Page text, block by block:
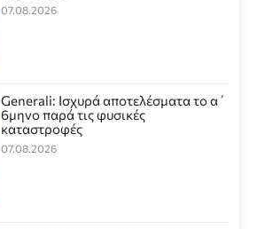
07.08.2026
Generali: Ισχυρά αποτελέσματα το α΄
6μηνο παρά τις φυσικές
καταστροφές
07.08.2026